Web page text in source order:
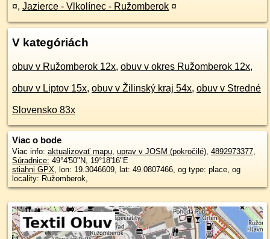
¤, Jazierce - Vlkolínec - Ružomberok ¤
V kategóriách
obuv v Ružomberok 12x, obuv v okres Ružomberok 12x,
obuv v Liptov 15x, obuv v Žilinský kraj 54x, obuv v Stredné
Slovensko 83x
Viac o bode
Viac info: aktualizovať mapu uprav v JOSM (pokročilé) 4892973377
Súradnice: 49°4'50"N
19°18'16"E
stiahni GPX , lon: 19.3046609, lat: 49.0807466, og type: place, og
locality: Ružomberok,